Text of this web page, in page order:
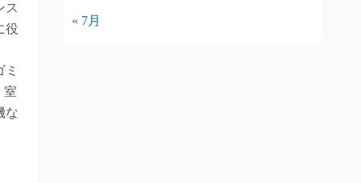
ス
役
室
な
« 7月